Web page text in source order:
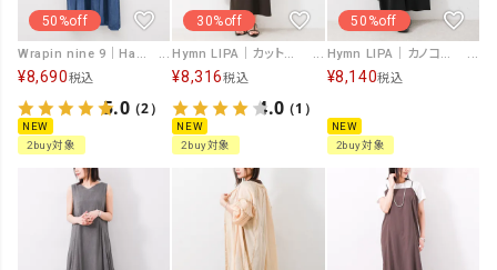
50%off
Wrapin nine 9｜Hand MadeブラストデニムZIPOP [[266QB0803]][F]
¥8,690税込
5.0（2）
NEW
2buy対象
30%off
Hymn LIPA｜カットジョーゼットワンピース [[8062975]][F]
¥8,316税込
4.0（1）
NEW
2buy対象
50%off
Hymn LIPA｜カノコフレンチワンピ [[IZK26042]][F]
¥8,140税込
NEW
2buy対象